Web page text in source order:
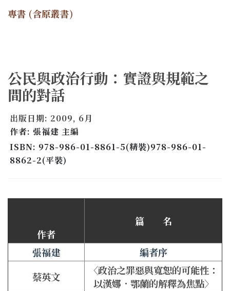
專書 (含原叢書)
公民與政治行動：實證與規範之
間的對話
出版日期: 2009, 6月
作者: 張福建 主編
ISBN: 978-986-01-8861-5(精裝)978-986-01-
8862-2(平裝)
作者
篇 名
張福建
編者序
蔡英文
〈政治之罪惡與寬恕的可能性：
以漢娜．鄂蘭的解釋為焦點〉